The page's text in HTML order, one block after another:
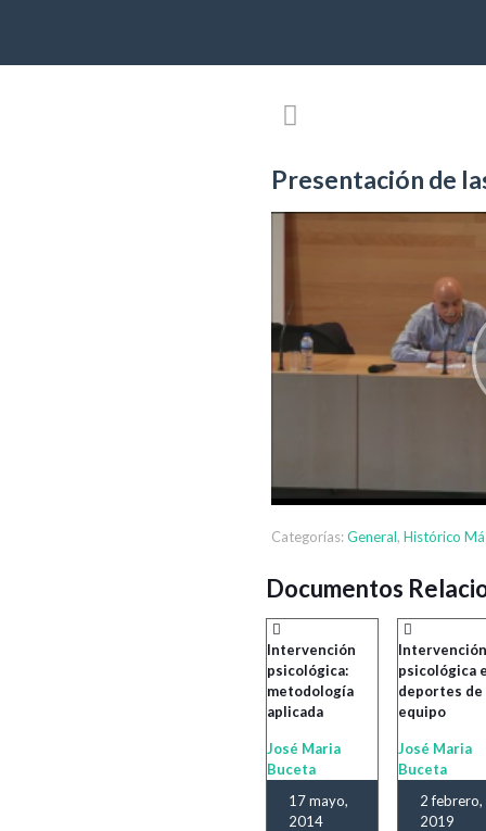
Presentación de
Categorías:General, Histórico
Documentos
Intervención
psicológica:
metodología
aplicada
José Maria
Buceta
17 mayo,
2014
psicológica
deportes de
equipo
José Maria
Buceta
2 febrero,
2019